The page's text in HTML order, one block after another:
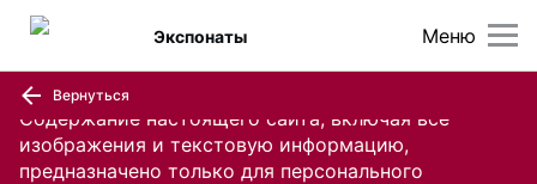
Содержание настоящего сайта, включая все
изображения и текстовую информацию,
предназначено только для персонального
Меню
Экспонаты
Вернуться